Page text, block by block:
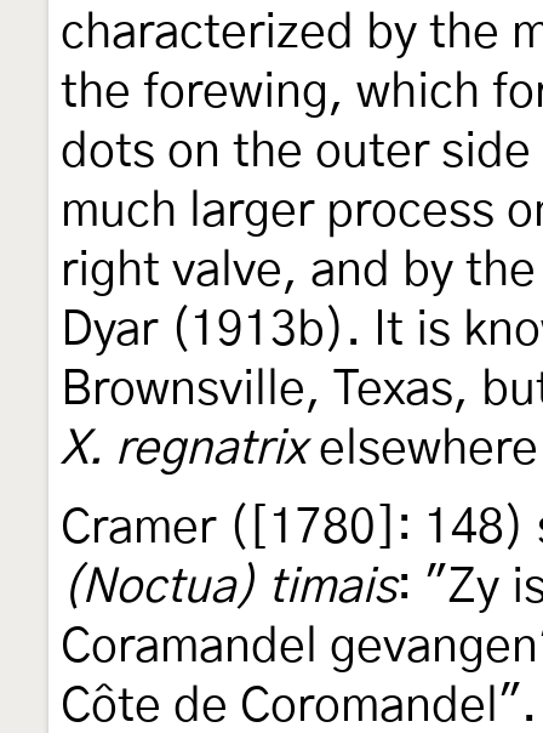
characterized by the
the forewing, which
dots on the outer
much larger process
right valve, and by
Dyar (1913b). It is
Brownsville, Texas,
X. regnatrix
Cramer ([1780]: 148)
(Noctua) timais: "Zy
Coramandel
Côte de